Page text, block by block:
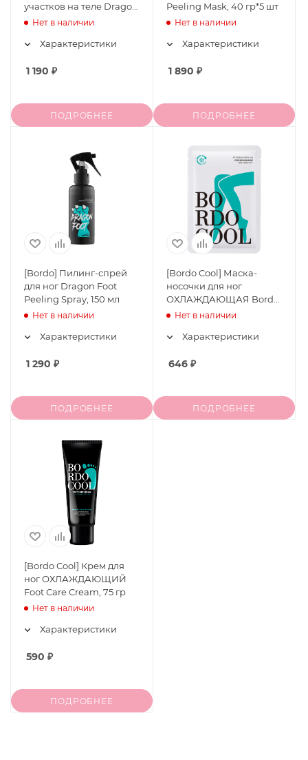
участков на теле Dragon
Foot Stick, 18 гр
Нет в наличии
Характеристики
1 190 ₽
ПОДРОБНЕЕ
Peeling Mask, 40 гр*5 шт
Нет в наличии
Характеристики
1 890 ₽
ПОДРОБНЕЕ
[Bordo] Пилинг-спрей
для ног Dragon Foot
Peeling Spray, 150 мл
Нет в наличии
Характеристики
1 290 ₽
ПОДРОБНЕЕ
[Bordo Cool] Маска-
носочки для ног
ОХЛАЖДАЮЩАЯ Bordo
Cooling Leg Mask
Нет в наличии
Характеристики
646 ₽
ПОДРОБНЕЕ
[Bordo Cool] Крем для
ног ОХЛАЖДАЮЩИЙ
Foot Care Cream, 75 гр
Нет в наличии
Характеристики
590 ₽
ПОДРОБНЕЕ